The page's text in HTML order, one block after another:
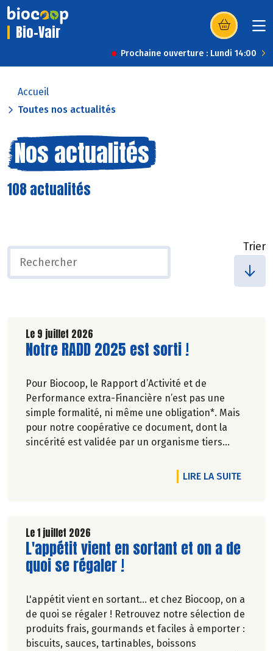
Bio-Vair (s’ouvre dans
Prochaine ouverture : Lundi 14:00
Accueil
Toutes nos actualités
Nos actualités
108 actualités
Trier
Le 9 juillet 2026
Lire la suite de l'article
Notre RADD 2025 est sorti !
Pour Biocoop, le Rapport d’Activité et de
Performance extra-Financière n’est pas une
simple formalité, ni même une obligation*. Mais
pour notre coopérative ce document, dont la
sincérité est validée par un organisme tiers
vis de l'ensemble de nos parties prenantes
(Paysan.ne.s Associé.e.s, magasins...) et de nos
accessible et désirable une bio exigeante.
LIRE LA SUITEDE
Le 1 juillet 2026
Lire la suite de l'article
L'appétit vient en sortant et on a de
quoi se régaler !
L'appétit vient en sortant... et chez Biocoop, on a
de quoi se régaler ! Retrouvez notre sélection de
produits frais, gourmands et faciles à emporter :
biscuits, sauces, tartinables, boissons